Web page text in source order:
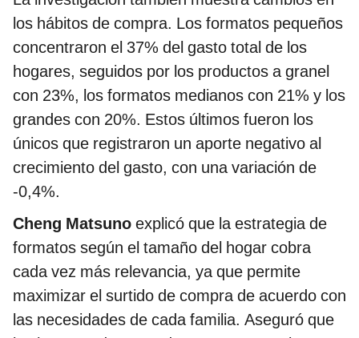
los hábitos de compra. Los formatos pequeños
concentraron el 37% del gasto total de los
hogares, seguidos por los productos a granel
con 23%, los formatos medianos con 21% y los
grandes con 20%. Estos últimos fueron los
únicos que registraron un aporte negativo al
crecimiento del gasto, con una variación de
-0,4%.
Cheng Matsuno explicó que la estrategia de
formatos según el tamaño del hogar cobra
cada vez más relevancia, ya que permite
maximizar el surtido de compra de acuerdo con
las necesidades de cada familia. Aseguró que